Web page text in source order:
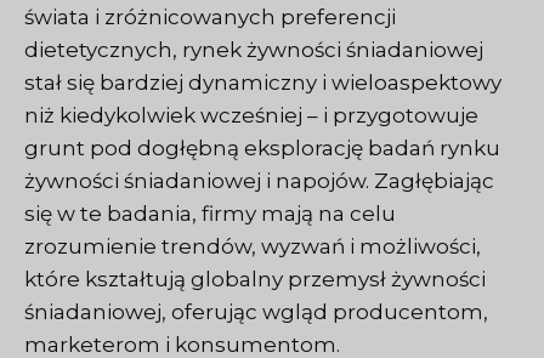
świata i zróżnicowanych preferencji
dietetycznych, rynek żywności śniadaniowej
stał się bardziej dynamiczny i wieloaspektowy
niż kiedykolwiek wcześniej – i przygotowuje
grunt pod dogłębną eksplorację badań rynku
żywności śniadaniowej i napojów. Zagłębiając
się w te badania, firmy mają na celu
zrozumienie trendów, wyzwań i możliwości,
które kształtują globalny przemysł żywności
śniadaniowej, oferując wgląd producentom,
marketerom i konsumentom.